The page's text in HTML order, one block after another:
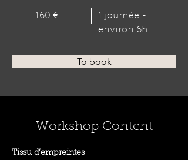
160 €
1 journée -
environ 6h
To book
Workshop Content
Tissu d’empreintes